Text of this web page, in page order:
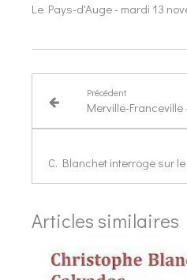
Le Pays-d'Auge - mardi 13
Précédent
Articles similaires